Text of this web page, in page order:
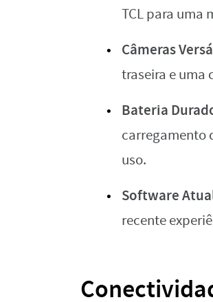
TCL para uma
Câmeras
traseira e uma
Bateria
carregamento
uso.
Software
recente